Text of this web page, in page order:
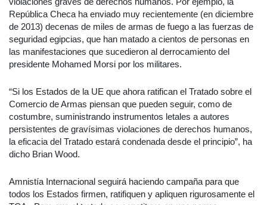
República Checa ha enviado muy recientemente (en diciembre
de 2013) decenas de miles de armas de fuego a las fuerzas de
seguridad egipcias, que han matado a cientos de personas en
las manifestaciones que sucedieron al derrocamiento del
presidente Mohamed Morsi por los militares.
“Si los Estados de la UE que ahora ratifican el Tratado sobre el
Comercio de Armas piensan que pueden seguir, como de
costumbre, suministrando instrumentos letales a autores
persistentes de gravísimas violaciones de derechos humanos,
la eficacia del Tratado estará condenada desde el principio”, ha
dicho Brian Wood.
Amnistía Internacional seguirá haciendo campaña para que
todos los Estados firmen, ratifiquen y apliquen rigurosamente el